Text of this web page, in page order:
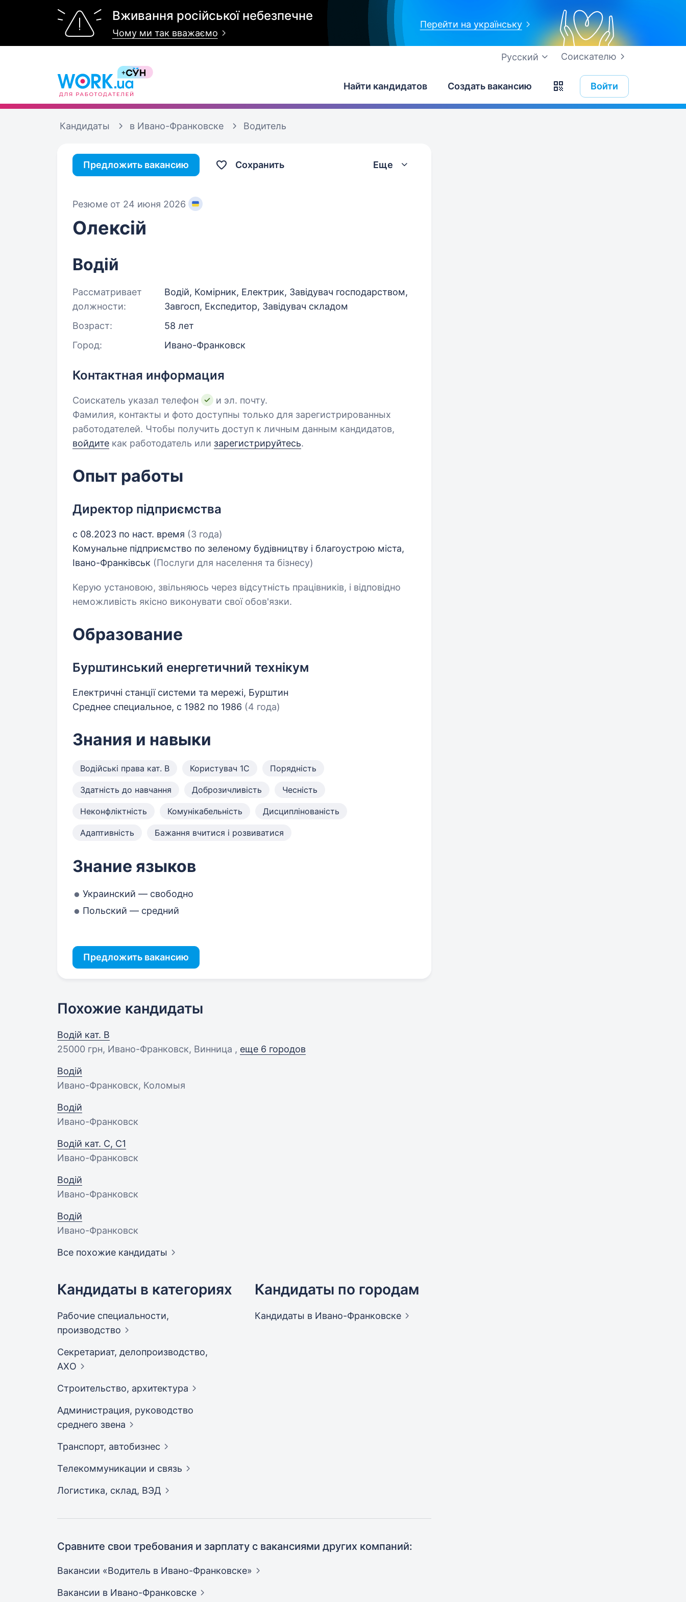
Вживання російської небезпечне
Чому ми так вважаємо
Перейти на українську
Соискателю
Русский
Найти кандидатов Создать вакансию Войти
Кандидаты в Ивано-Франковске Водитель
Предложить вакансию Сохранить Еще
Резюме от 24 июня 2026
Олексій
Водій
Рассматривает
должности:
Водій, Комірник, Електрик, Завідувач господарством,
Завгосп, Експедитор, Завідувач складом
Возраст:
58 лет
Город:
Ивано-Франковск
Контактная информация
Соискатель указал телефон
и эл. почту.
Фамилия, контакты и фото доступны только для зарегистрированных
работодателей. Чтобы получить доступ к личным данным кандидатов,
войдите как работодатель или зарегистрируйтесь.
Опыт работы
Директор підприємства
с 08.2023 по наст. время (3 года)
Комунальне підприємство по зеленому будівництву і благоустрою міста,
Івано-Франківськ (Послуги для населення та бізнесу)
Керую установою, звільняюсь через відсутність працівників, і відповідно
неможливість якісно виконувати свої обов'язки.
Образование
Бурштинський енергетичний технікум
Електричні станції системи та мережі, Бурштин
Среднее специальное, с 1982 по 1986 (4 года)
Знания и навыки
Водійські права кат. B Користувач 1С Порядність
Здатність до навчання Доброзичливість Чесність
Неконфліктність Комунікабельність Дисциплінованість
Адаптивність Бажання вчитися і розвиватися
Знание языков
Украинский — свободно
Польский — средний
Предложить вакансию
Похожие кандидаты
Водій кат. В
25000 грн, Ивано-Франковск, Винница , еще 6 городов
Водій
Ивано-Франковск, Коломыя
Водій
Ивано-Франковск
Водій кат. С, С1
Ивано-Франковск
Водій
Ивано-Франковск
Водій
Ивано-Франковск
Все похожие кандидаты
Кандидаты в категориях
Рабочие специальности,
производство
Секретариат, делопроизводство,
АХО
Строительство, архитектура
Администрация, руководство
среднего звена
Транспорт, автобизнес
Телекоммуникации и связь
Логистика, склад, ВЭД
Кандидаты по городам
Кандидаты в Ивано-Франковске
Сравните свои требования и зарплату с вакансиями других компаний:
Вакансии «Водитель в Ивано-Франковске»
Вакансии в Ивано-Франковске